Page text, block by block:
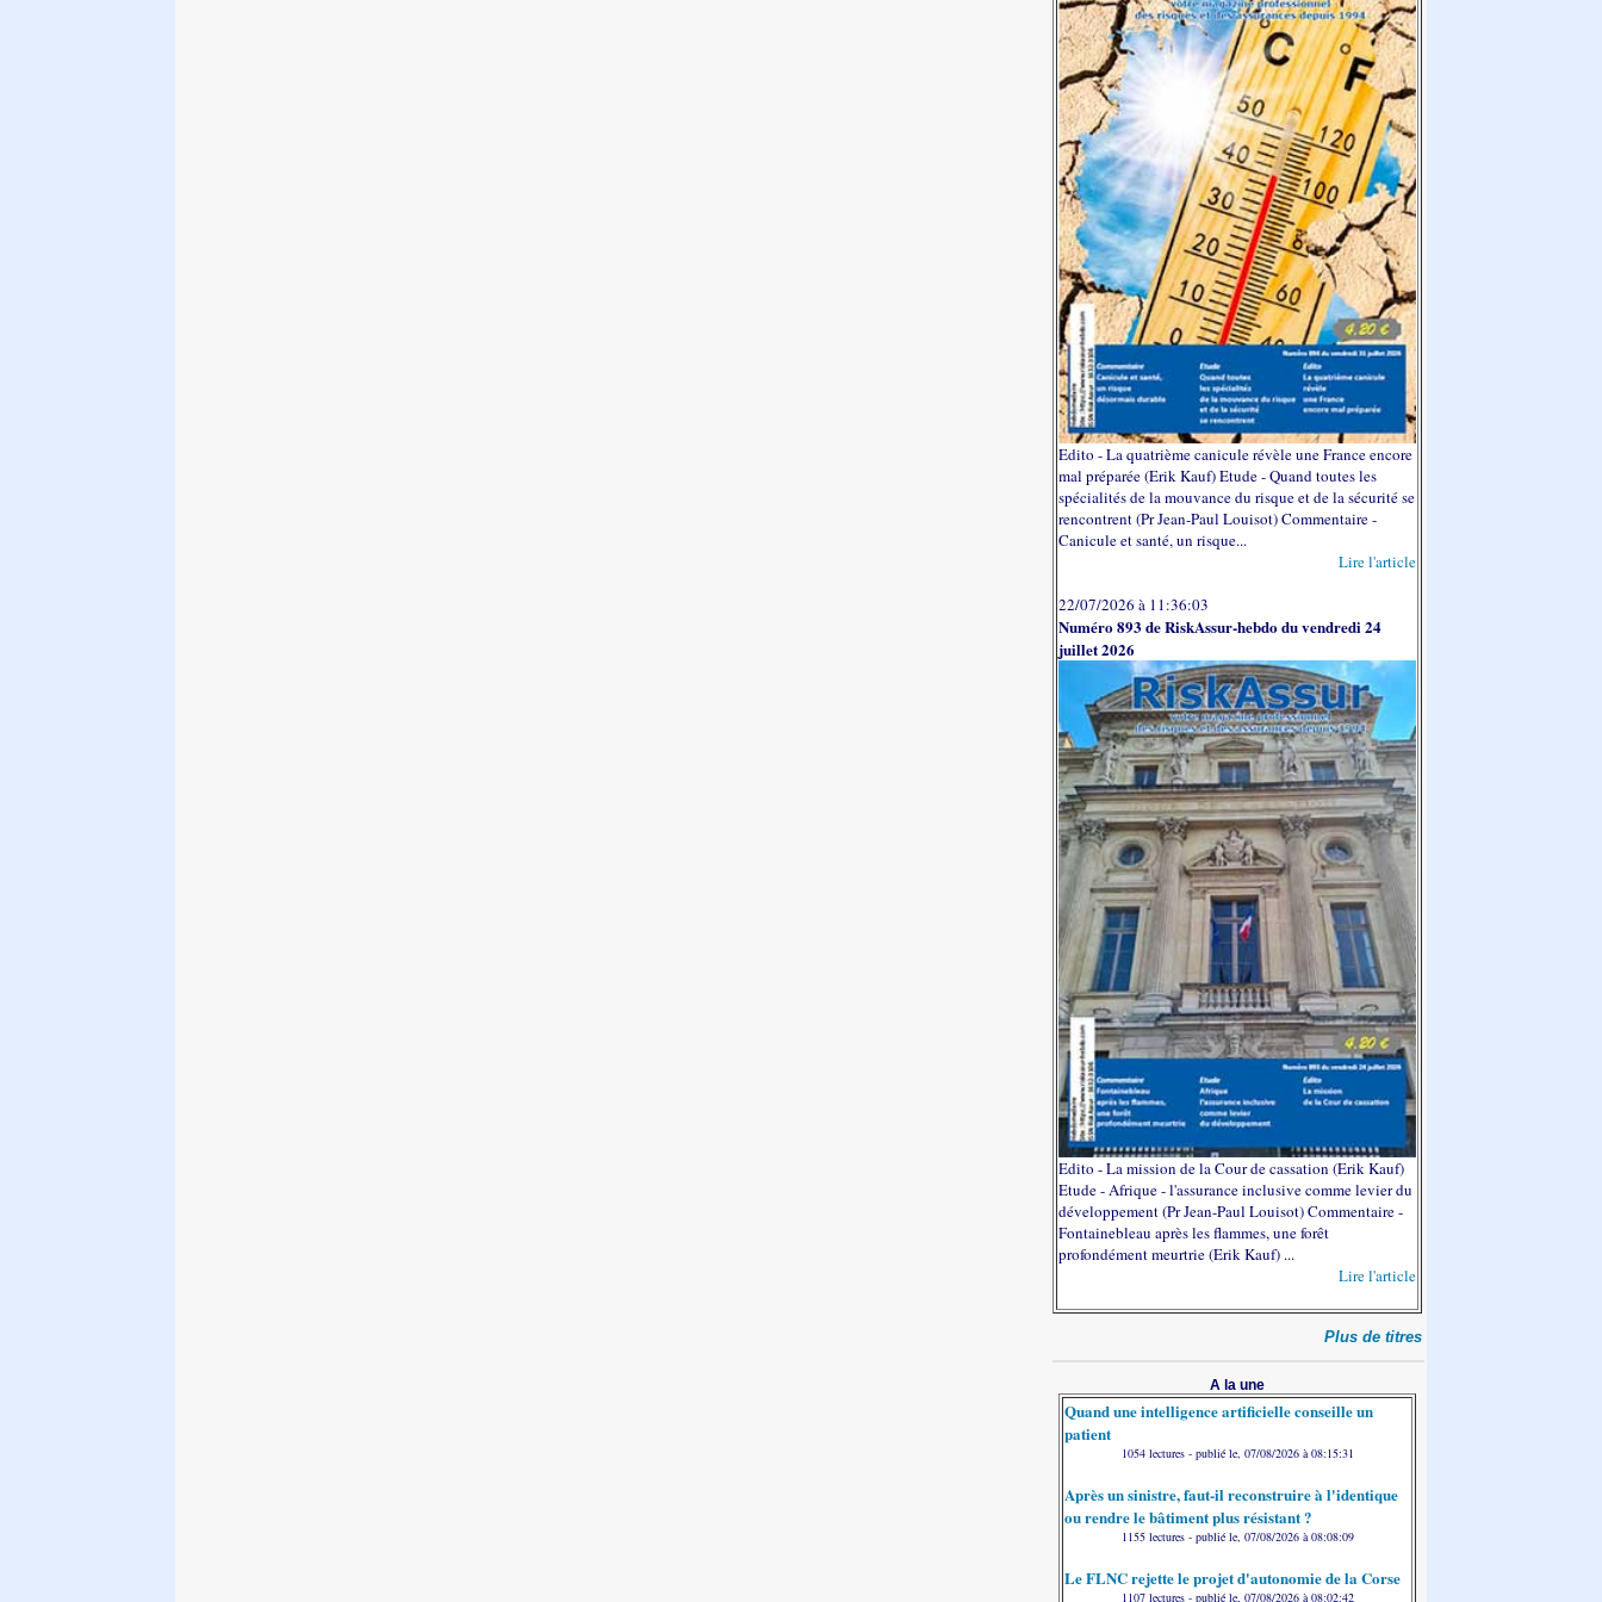
Edito - La quatrième canicule révèle une France encore
mal préparée (Erik Kauf) Etude - Quand toutes les
spécialités de la mouvance du risque et de la sécurité se
rencontrent (Pr Jean-Paul Louisot) Commentaire -
Canicule et santé, un risque...
Lire l'article
22/07/2026 à 11:36:03
Numéro 893 de RiskAssur-hebdo du vendredi 24
juillet 2026
Edito - La mission de la Cour de cassation (Erik Kauf)
Etude - Afrique - l'assurance inclusive comme levier du
développement (Pr Jean-Paul Louisot) Commentaire -
Fontainebleau après les flammes, une forêt
profondément meurtrie (Erik Kauf) ...
Lire l'article
Plus de titres
A la une
Quand une intelligence artificielle conseille un
patient
1054 lectures - publié le, 07/08/2026 à 08:15:31
Après un sinistre, faut-il reconstruire à l'identique
ou rendre le bâtiment plus résistant ?
1155 lectures - publié le, 07/08/2026 à 08:08:09
Le FLNC rejette le projet d'autonomie de la Corse
1107 lectures - publié le, 07/08/2026 à 08:02:42